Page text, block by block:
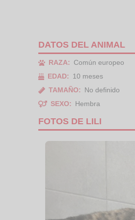
DATOS DEL ANIMAL
RAZA:
Común europeo
EDAD:
10 meses
TAMAÑO:
No definido
SEXO:
Hembra
FOTOS DE LILI